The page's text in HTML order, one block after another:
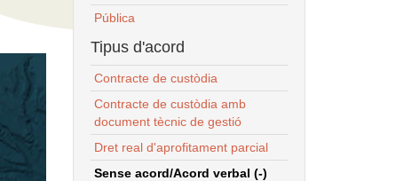
Pública
Tipus d'acord
Contracte de custòdia
Contracte de custòdia amb
document tècnic de gestió
Dret real d'aprofitament parcial
Sense acord/Acord verbal (-)